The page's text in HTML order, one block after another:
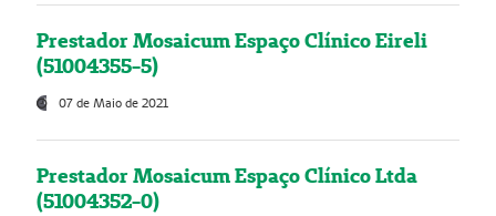
Prestador Mosaicum Espaço Clínico Eireli
(51004355-5)
07 de Maio de 2021
Prestador Mosaicum Espaço Clínico Ltda
(51004352-0)